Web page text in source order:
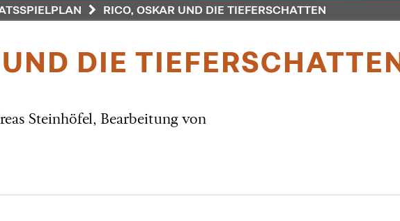
RICO, OSKAR UND DIE TIEFERSCHATTEN
DIE
Steinhöfel, Bearbeitung von